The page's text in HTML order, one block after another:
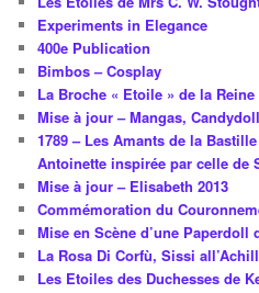
Experiments in Elegance
400e Publication
Bimbos – Cosplay
La Broche « Etoile » de la
Mise à jour – Mangas,
1789 – Les Amants de la
Antoinette inspirée par celle de
Mise à jour – Elisabeth 2013
Commémoration du
Mise en Scène d’une Paperdoll
La Rosa Di Corfù, Sissi
Les Etoiles des Duchesses de